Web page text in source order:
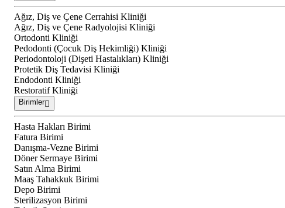
Ağız, Diş ve Çene Cerrahisi Kliniği
Ağız, Diş ve Çene Radyolojisi Kliniği
Ortodonti Kliniği
Pedodonti (Çocuk Diş Hekimliği) Kliniği
Periodontoloji (Dişeti Hastalıkları) Kliniği
Protetik Diş Tedavisi Kliniği
Endodonti Kliniği
Restoratif Kliniği
Birimler
Hasta Hakları Birimi
Fatura Birimi
Danışma-Vezne Birimi
Döner Sermaye Birimi
Satın Alma Birimi
Maaş Tahakkuk Birimi
Depo Birimi
Sterilizasyon Birimi